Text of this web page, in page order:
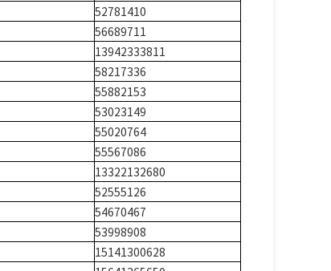
52781410
56689711
13942333811
58217336
55882153
53023149
55020764
55567086
13322132680
52555126
54670467
53998908
15141300628